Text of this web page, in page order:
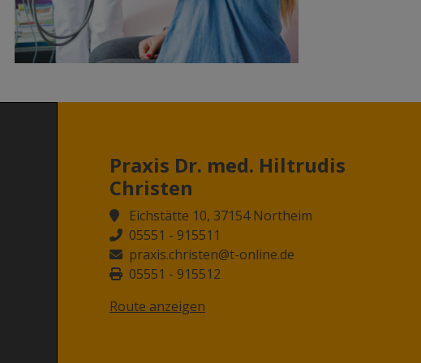
Praxis Dr. med. Hiltrudis
Christen
Eichstätte 10, 37154 Northeim
05551 - 915511
praxis.christen@t-online.de
05551 - 915512
Route anzeigen